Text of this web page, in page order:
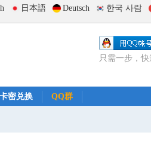
日本語 Deutsch 한국 사람
只需一步，
卡密兑换 QQ群